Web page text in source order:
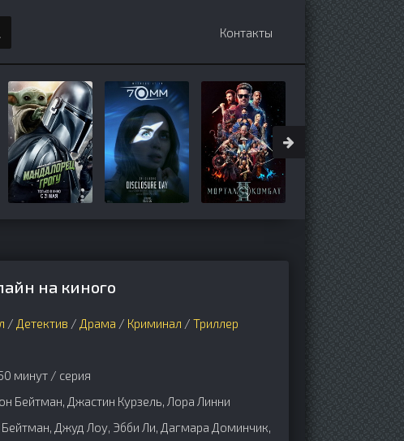
Контакты
на киного
/ Детектив / Драма / Криминал / Триллер
минут / серия
Бейтман, Джастин Курзель, Лора Линни
Джуд Лоу, Эбби Ли, Дагмара Доминчик,